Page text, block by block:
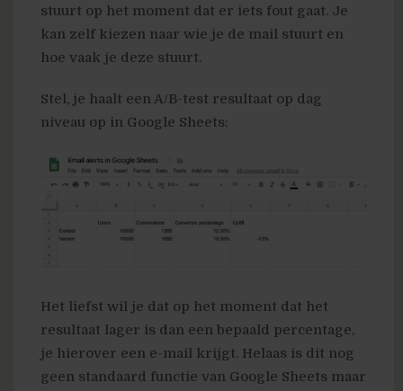
stuurt op het moment dat er iets fout gaat. Je
kan zelf kiezen naar wie je de mail stuurt en
hoe vaak je deze stuurt.
Stel, je haalt een A/B-test resultaat op dag
niveau op in Google Sheets:
Het liefst wil je dat op het moment dat het
resultaat lager is dan een bepaald percentage,
je hierover een e-mail krijgt. Helaas is dit nog
geen standaard functie van Google Sheets maar